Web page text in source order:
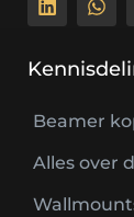
Beamer
Alles over